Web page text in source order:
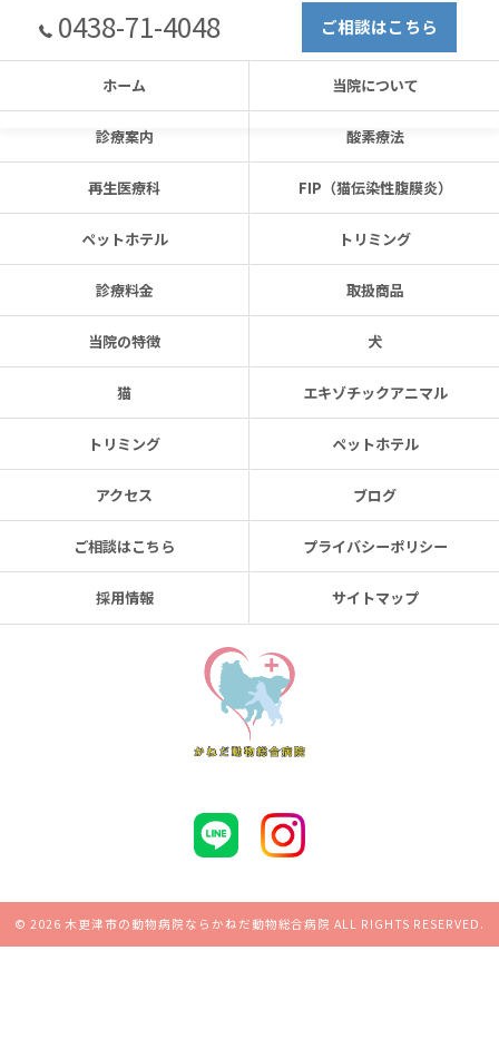
0438-71-4048 ご相談はこちら
ホーム 当院について
診療案内 酸素療法
再生医療科 FIP（猫伝染性腹膜炎）
ペットホテル トリミング
診療料金 取扱商品
当院の特徴 犬
猫 エキゾチックアニマル
トリミング ペットホテル
アクセス ブログ
ご相談はこちら プライバシーポリシー
採用情報 サイトマップ
© 2026 木更津市の動物病院ならかねだ動物総合病院 ALL RIGHTS RESERVED.